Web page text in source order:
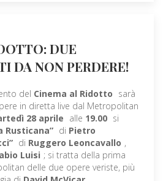
DUE
DA NON PERDERE!
del Cinema al Ridotto sarà
in diretta live dal Metropolitan
28 aprile alle 19.00 si
Rusticana” di Pietro
di Ruggero Leoncavallo ,
Luisi ; si tratta della prima
delle due opere veriste, più